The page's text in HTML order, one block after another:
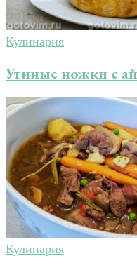
Кулинария
Утиные ножки с
Кулинария